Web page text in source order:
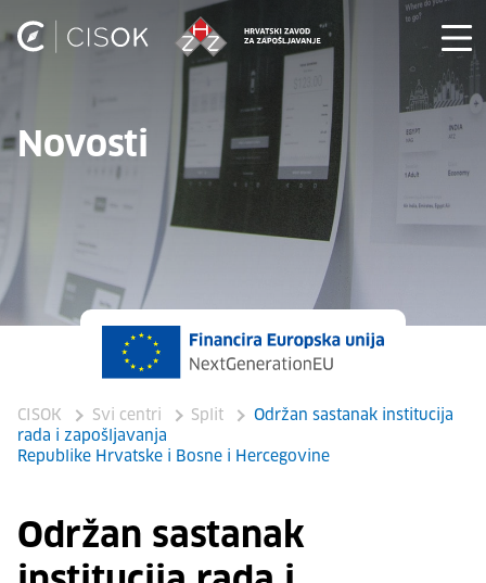
Novosti
CISOK Svi centri Split
Održan sastanak institucija
rada i zapošljavanja
Republike Hrvatske i Bosne i Hercegovine
Održan sastanak